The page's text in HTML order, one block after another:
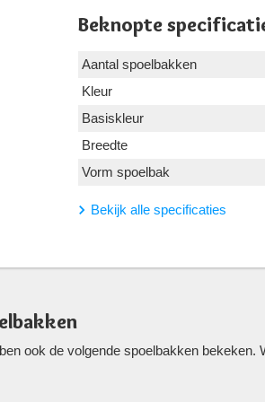
Beknopte
Aantal spoelbakken
Kleur
Basiskleur
Breedte
Vorm spoelbak
Bekijk alle specificaties
ook de volgende spoelbakken bekeken.